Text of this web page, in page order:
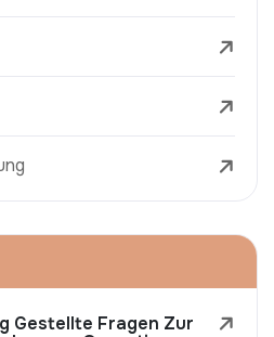
Gestellte Fragen Zur